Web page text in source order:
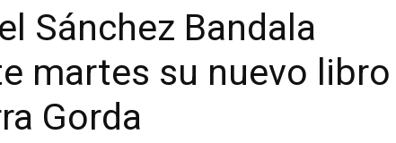
Sánchez Bandala
martes su nuevo libro
Gorda